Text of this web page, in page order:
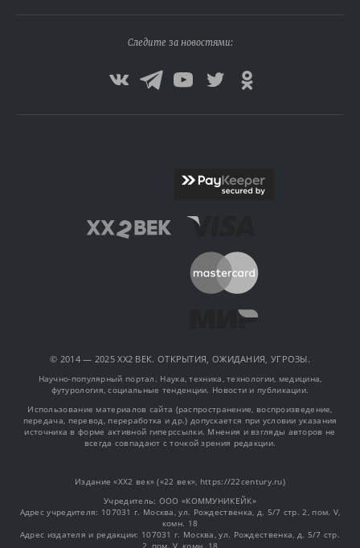
Следите за новостями:
© 2014 — 2025 XX2 ВЕК. ОТКРЫТИЯ, ОЖИДАНИЯ, УГРОЗЫ.
Научно-популярный портал. Наука, техника, технологии, медицина,
футурология, социальные тенденции. Новости и публикации.
Использование материалов сайта (распространение, воспроизведение,
передача, перевод, переработка и др.) допускается при условии указания
источника в форме активной гиперссылки. Мнения и взгляды авторов не
всегда совпадают с точкой зрения редакции.
Издание «XX2 век» («22 век», https://22century.ru)
Учредитель: OOO «КОММУНИКЕЙК»
Адрес учредителя: 107031 г. Москва, ул. Рождественка, д. 5/7 стр. 2, пом. V,
комн. 18
Адрес издателя и редакции: 107031 г. Москва, ул. Рождественка, д. 5/7 стр.